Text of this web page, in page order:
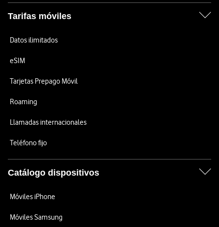
Tarifas móviles
Datos ilimitados
eSIM
Tarjetas Prepago Móvil
Roaming
Llamadas internacionales
Teléfono fijo
Catálogo dispositivos
Móviles iPhone
Móviles Samsung